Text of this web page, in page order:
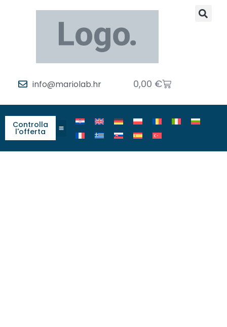
info@mariolab.hr 0,00 €
Controlla
l'offerta